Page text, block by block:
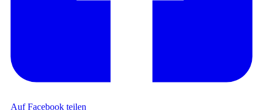
Auf Facebook teilen